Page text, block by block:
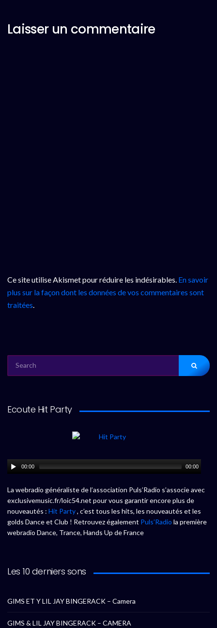
Laisser un commentaire
Ce site utilise Akismet pour réduire les indésirables. En savoir
plus sur la façon dont les données de vos commentaires sont
traitées.
FOR:
Ecoute Hit Party
00:00 00:00
La webradio généraliste de l’association Puls’Radio s’associe avec
exclusivemusic.fr/loic54.net pour vous garantir encore plus de
nouveautés : Hit Party, c’est tous les hits, les nouveautés et les
golds Dance et Club ! Retrouvez également Puls’Radio la première
webradio Dance, Trance, Hands Up de France
Les 10 derniers sons
GIMS ET Y LIL JAY BINGERACK – Camera
GIMS & LIL JAY BINGERACK – CAMERA